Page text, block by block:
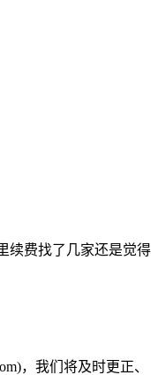
续费找了几家还是觉得
，我们将及时更正、